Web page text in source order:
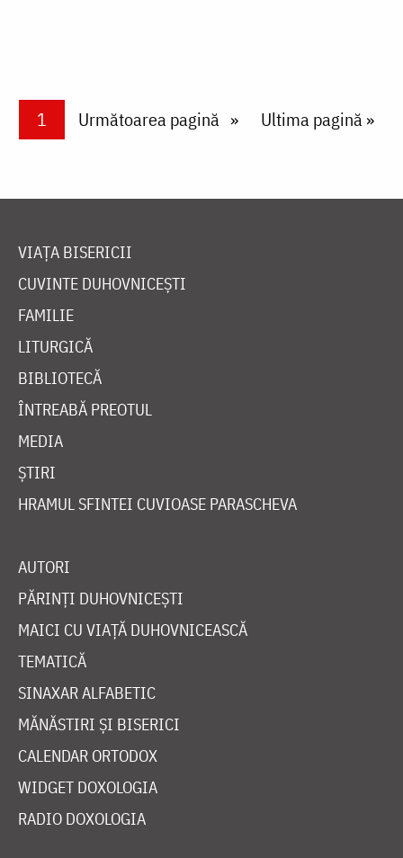
PaginareCurrent page
1 Next page
Următoarea pagină Last page
Ultima pagină »
VIAȚA BISERICII
CUVINTE DUHOVNICEȘTI
FAMILIE
LITURGICĂ
BIBLIOTECĂ
ÎNTREABĂ PREOTUL
MEDIA
ȘTIRI
HRAMUL SFINTEI CUVIOASE PARASCHEVA
AUTORI
PĂRINȚI DUHOVNICEȘTI
MAICI CU VIAȚĂ DUHOVNICEASCĂ
TEMATICĂ
SINAXAR ALFABETIC
MĂNĂSTIRI ȘI BISERICI
CALENDAR ORTODOX
WIDGET DOXOLOGIA
RADIO DOXOLOGIA